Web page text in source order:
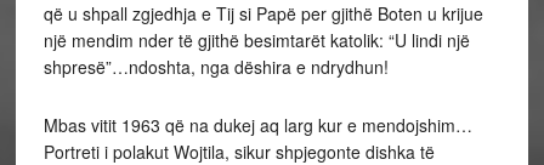
që u shpall zgjedhja e Tij si Papë per gjithë Boten u krijue
një mendim nder të gjithë besimtarët katolik: “U lindi një
shpresë”…ndoshta, nga dëshira e ndrydhun!
Mbas vitit 1963 që na dukej aq larg kur e mendojshim…
Portreti i polakut Wojtila, sikur shpjegonte dishka të